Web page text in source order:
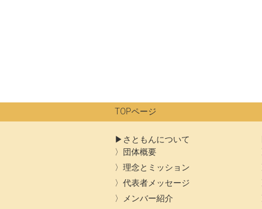
TOPページ
さともんについて
団体概要
理念とミッション
代表者メッセージ
メンバー紹介